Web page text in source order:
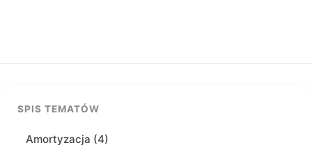
SPIS TEMATÓW
Amortyzacja (4)